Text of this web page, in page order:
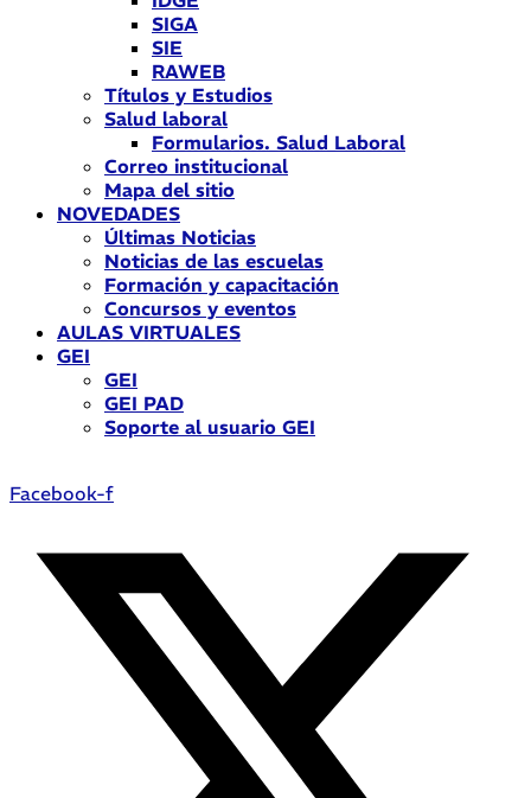
SIGA
SIE
RAWEB
Títulos y Estudios
Salud laboral
Formularios. Salud Laboral
Correo institucional
Mapa del sitio
NOVEDADES
Últimas Noticias
Noticias de las escuelas
Formación y capacitación
Concursos y eventos
AULAS VIRTUALES
GEI
GEI
GEI PAD
Soporte al usuario GEI
Facebook-f